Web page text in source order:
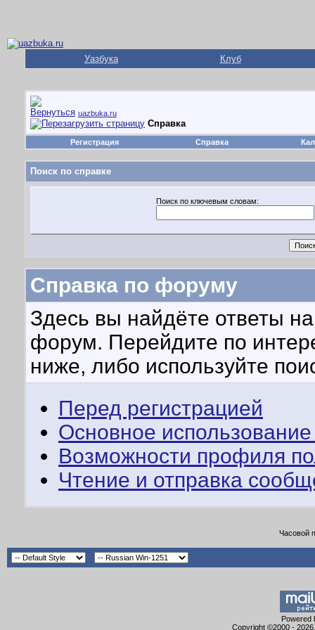
Уазбука Клуб
uazbuka.ru
Справка
Регистрация Справка
Поиск по справке
Поиск по ключевым словам:
Справка по форуму
Здесь вы найдёте ответы
форум. Перейдите по
ниже, либо используйте
Перед регистрацией
Основное
Возможности профиля
Чтение и отправка
Часовой
Powered
Copyright ©2000 -